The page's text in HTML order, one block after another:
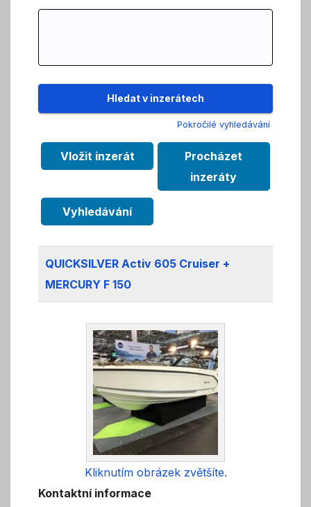
Pokročilé vyhledávání
Vložit inzerát
Procházet
inzeráty
Vyhledávání
QUICKSILVER Activ 605 Cruiser +
MERCURY F 150
Kliknutím obrázek zvětšíte.
Kontaktní informace